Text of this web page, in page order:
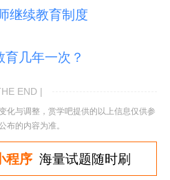
继续教育制度
几年一次？
END |
化与调整，赏学吧提供的以上信息仅供参
布的内容为准。
程序海量试题随时刷